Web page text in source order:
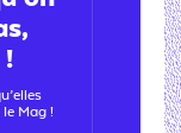
Mag !